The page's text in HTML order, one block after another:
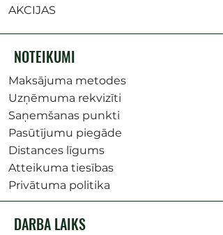
AKCIJAS
NOTEIKUMI
Maksājuma metodes
Uzņēmuma rekvizīti
Saņemšanas punkti
Pasūtījumu piegāde
Distances līgums
Atteikuma tiesības
Privātuma politika
DARBA LAIKS